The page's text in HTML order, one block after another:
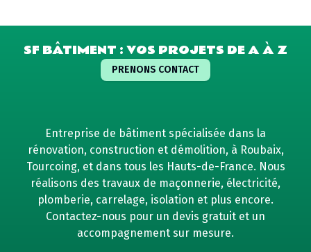
SF BÂTIMENT : VOS PROJETS DE A À Z
PRENONS CONTACT
Entreprise de bâtiment spécialisée dans la
rénovation, construction et démolition, à Roubaix,
Tourcoing, et dans tous les Hauts-de-France. Nous
réalisons des travaux de maçonnerie, électricité,
plomberie, carrelage, isolation et plus encore.
Contactez-nous pour un devis gratuit et un
accompagnement sur mesure.